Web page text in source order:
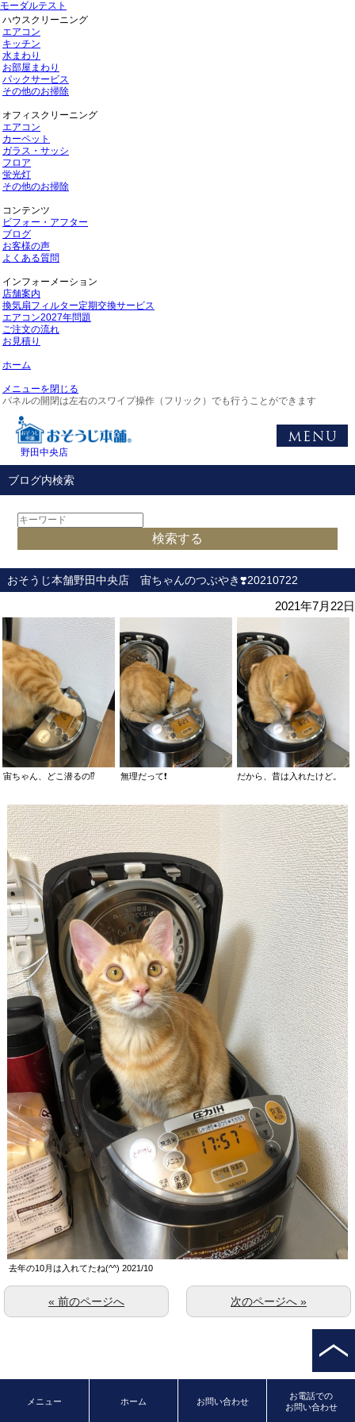
モーダルテスト
ハウスクリーニング
エアコン
キッチン
水まわり
お部屋まわり
パックサービス
その他のお掃除
オフィスクリーニング
エアコン
カーペット
ガラス・サッシ
フロア
蛍光灯
その他のお掃除
コンテンツ
ビフォー・アフター
ブログ
お客様の声
よくある質問
インフォーメーション
店舗案内
換気扇フィルター定期交換サービス
エアコン2027年問題
ご注文の流れ
お見積り
ホーム
メニューを閉じる
パネルの開閉は左右のスワイプ操作（フリック）でも行うことができます
野田中央店
ブログ内検索
おそうじ本舗野田中央店 宙ちゃんのつぶやき❣️20210722
2021年7月22日
宙ちゃん、どこ潜るの⁉️ 無理だって❗️ だから、昔は入れたけど。
去年の10月は入れてたね(^^) 2021/10
次のページへ »
« 前のページへ
メニュー ホーム お問い合わせ
お電話での
お問い合わせ